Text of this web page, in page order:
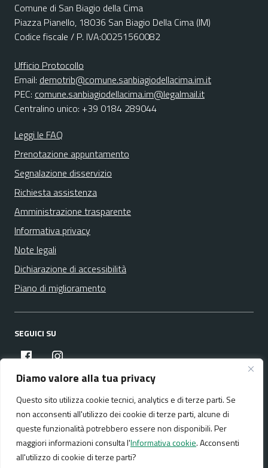
Diamo valore alla tua privacy
Questo sito utilizza cookie tecnici, analytics e di terze parti. Se
non acconsenti all'utilizzo dei cookie di terze parti, alcune di
queste funzionalità potrebbero essere non disponibili. Per
maggiori informazioni consulta l'Informativa cookie. Acconsenti
all'utilizzo di cookie di terze parti?
Comune di San Biagio della Cima
Piazza Pianello, 18036 San Biagio Della Cima (IM)
Codice fiscale / P. IVA:00251560082
Ufficio Protocollo
Email: demotrib@comune.sanbiagiodellacima.im.it
PEC: comune.sanbiagiodellacima.im@legalmail.it
Centralino unico: +39 0184 289044
Leggi le FAQ
Prenotazione appuntamento
Segnalazione disservizio
Richiesta assistenza
Amministrazione trasparente
Informativa privacy
Note legali
Dichiarazione di accessibilità
Piano di miglioramento
SEGUICI SU
facebookinstagram
Media policy Mappa del sito